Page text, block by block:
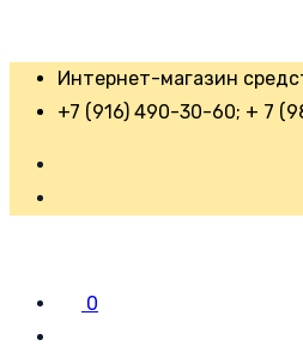
Интернет-магазин
+7 (916) 490-30-60; + 7
0